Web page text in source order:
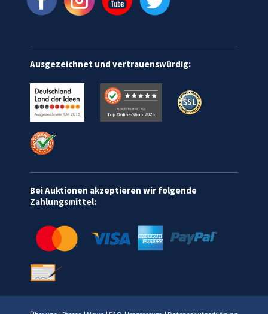
Ausgezeichnet und vertrauenswürdig:
Bei Auktionen akzeptieren wir folgende
Zahlungsmittel: